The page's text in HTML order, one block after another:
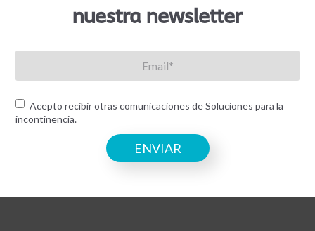
nuestra newsletter
Acepto recibir otras comunicaciones de Soluciones para la
incontinencia.